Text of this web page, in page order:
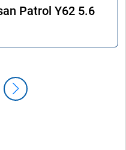
Patrol Y62 5.6